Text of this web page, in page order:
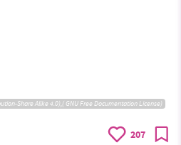
Share Alike 4.0),( GNU Free Documentation License)
207